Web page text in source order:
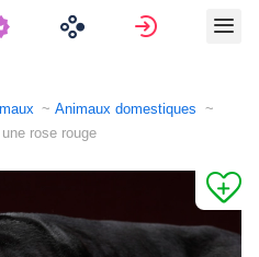
Connexion
Animaux domestiques
rose rouge